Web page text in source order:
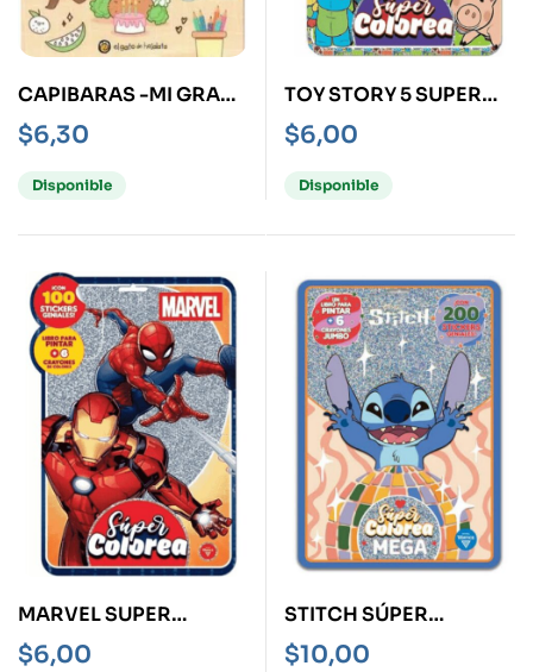
CAPIBARAS -MI GRAN
LIBRO PARA
COLOREAR-
$6,30
Disponible
TOY STORY 5 SUPER
COLOREA
$6,00
Disponible
MARVEL SUPER
COLOREA
$6,00
STITCH SÚPER
COLOREA MEGA
$10,00